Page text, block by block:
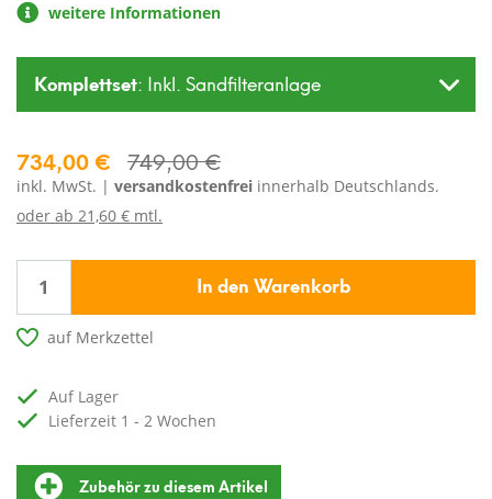
weitere Informationen
Komplettset: Inkl. Sandfilteranlage
734,00 € 749,00 €
inkl. MwSt. | versandkostenfrei innerhalb Deutschlands.
oder ab 21,60 € mtl.
In den Warenkorb
auf Merkzettel
auf Lager
Lieferzeit 1 - 2 Wochen
Zubehör zu diesem Artikel